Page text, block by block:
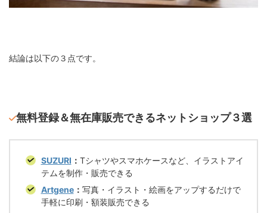
結論は以下の３点です。
無料登録＆無在庫販売できるネットショップ３選
SUZURI ： Tシャツやスマホケースなど、イラストアイ
テムを制作・販売できる
Artgene： 写真・イラスト・絵画をアップするだけで
手軽に印刷・額装販売できる